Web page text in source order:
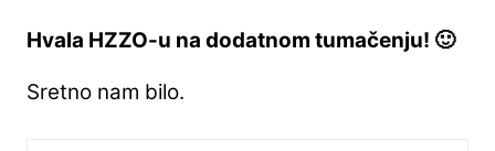
Hvala HZZO-u na dodatnom tumačenju! 🙂
Sretno nam bilo.